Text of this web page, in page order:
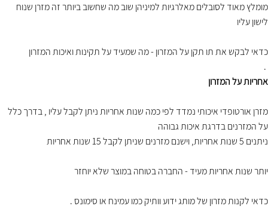
מומלץ מאוד לסובלים מאלרגיות למיניהן שוב מה שחשוב ביותר זה מזרן שנוח
לישון עליו
כדאי לבקש את תו תקן על המזרון - מה שמעיד על תקינות ואיכות המזרון
.
אחריות על המזרון
מזרן אורטופדי איכותי נמדד לפי כמה שנות אחריות ניתן לקבל עליו , בדרך כלל
על המזרנים בדרגת איכות גבוהה
ניתנים 5 שנות אחריות, וישנם מזרנים שניתן לקבל 15 שנות אחריות
יותר שנות אחריות מעיד - החברה בטוחה במוצר שלא יוחזר
כדאי לקנות מזרון של מותג ידוע וותיק כמו עמינח או סימונס .